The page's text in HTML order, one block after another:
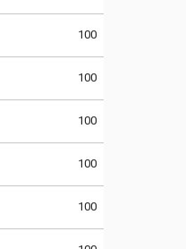
100
100
100
100
100